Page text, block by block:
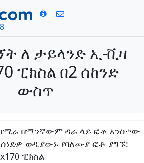
ለ ታይላንድ ኢ-ቪዛ
ፒክስል በ2 ሰከንድ
ውስጥ
በማንኛውም ዳራ ላይ ፎቶ አንስተው
ወዲያውኑ የባለሙያ ፎቶ ያግኙ:
ፒክስል